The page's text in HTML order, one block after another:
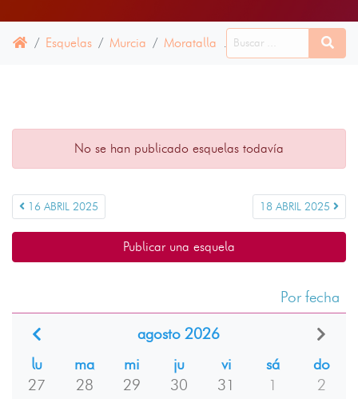
Esquelas Murcia Moratalla 17 ABRIL 2025
No se han publicado esquelas todavía
16 ABRIL 2025 18 ABRIL 2025
Publicar una esquela
Por fecha
agosto 2026
lu
ma mi ju vi sá
do
27
28 29 30 31 1
2